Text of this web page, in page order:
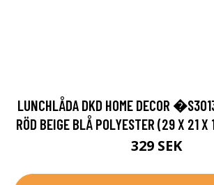
LUNCHLÅDA DKD HOME DECOR
RÖD BEIGE BLÅ POLYESTER (29 X 21
329 SEK